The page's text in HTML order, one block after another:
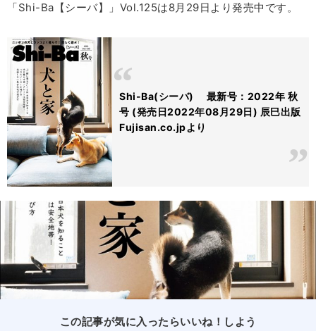
「Shi-Ba【シーバ】」Vol.125は8月29日より発売中です。
Shi-Ba(シーバ) 最新号：2022年 秋
号 (発売日2022年08月29日) 辰巳出版
Fujisan.co.jpより
この記事が気に入ったらいいね！しよう